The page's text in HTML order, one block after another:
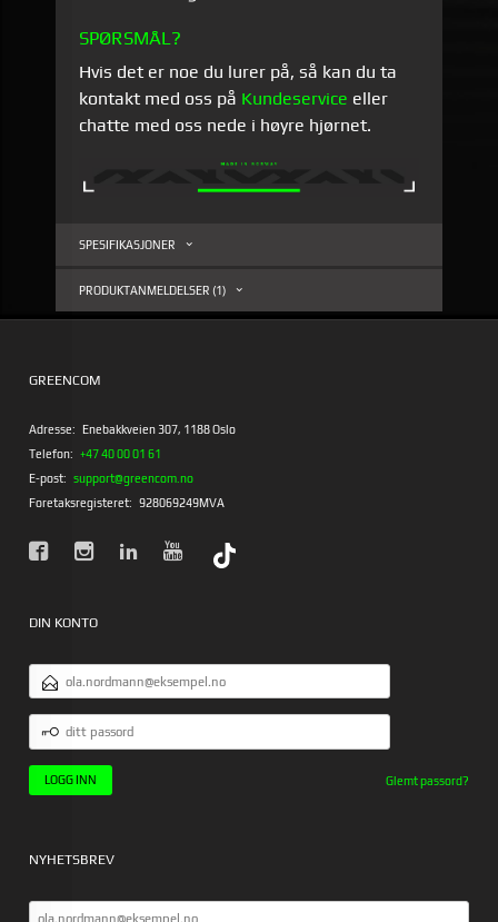
SPØRSMÅL?
Hvis det er noe du lurer på, så kan du ta
kontakt med oss på Kundeservice eller
chatte med oss nede i høyre hjørnet.
SPESIFIKASJONER
PRODUKTANMELDELSER (1)
GREENCOM
Adresse: Enebakkveien 307, 1188 Oslo
Telefon: +47 40 00 01 61
E-post: support@greencom.no
Foretaksregisteret: 928069249MVA
DIN KONTO
E-
POSTADRESSE
PASSORD
Glemt passord?
NYHETSBREV